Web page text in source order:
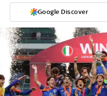
Google Discover